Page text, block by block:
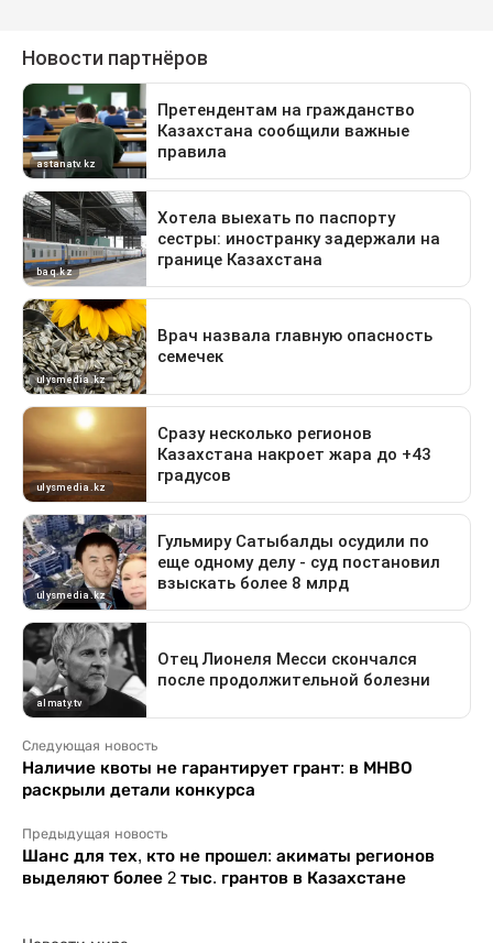
Следующая новость
Наличие квоты не гарантирует грант: в МНВО
раскрыли детали конкурса
Предыдущая новость
Шанс для тех, кто не прошел: акиматы регионов
выделяют более 2 тыс. грантов в Казахстане